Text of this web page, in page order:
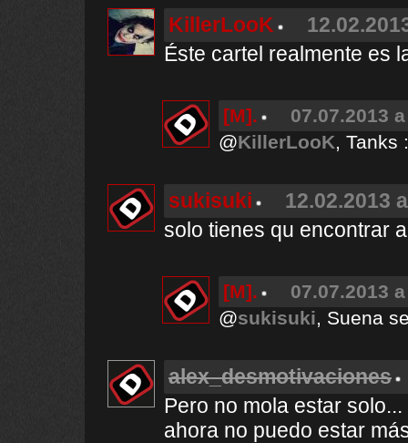
KillerLooK
Éste cartel realmente es
[M].
07.07.2013
@KillerLooK, Tanks
sukisuki
12.02.2013
solo tienes qu encontrar
[M].
07.07.2013
@sukisuki, Suena
alex_desmotivaciones
Pero no mola estar
ahora no puedo estar